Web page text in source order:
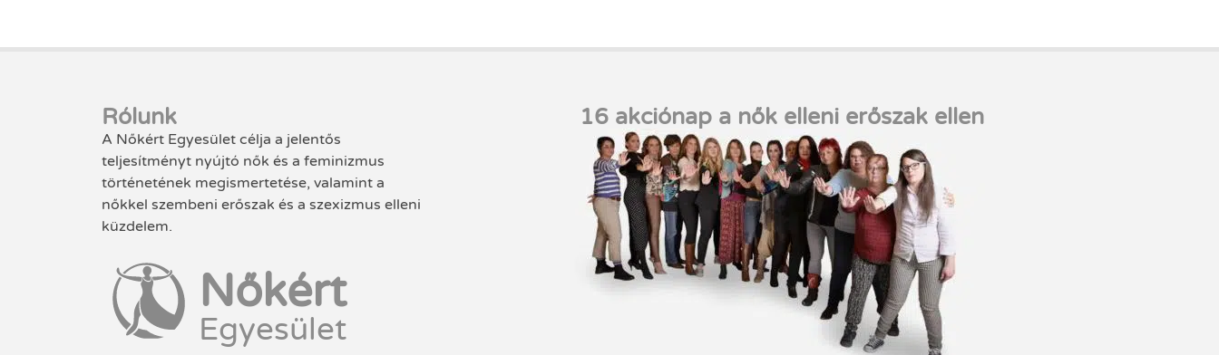
Rólunk
A Nőkért Egyesület célja a jelentős
teljesítményt nyújtó nők és a feminizmus
történetének megismertetése, valamint a
nőkkel szembeni erőszak és a szexizmus elleni
küzdelem.
Nőkért
Egyesület
16 akciónap a nők elleni erőszak ellen